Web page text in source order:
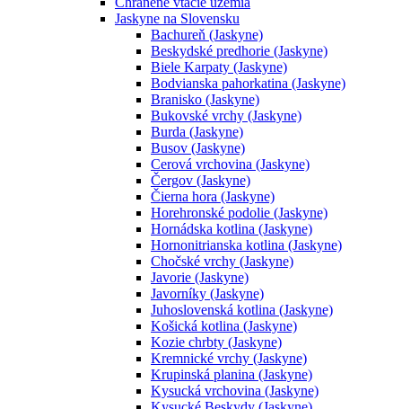
Jaskyne na Slovensku
Bachureň (Jaskyne)
Beskydské predhorie (Jaskyne)
Biele Karpaty (Jaskyne)
Bodvianska pahorkatina (Jaskyne)
Branisko (Jaskyne)
Bukovské vrchy (Jaskyne)
Burda (Jaskyne)
Busov (Jaskyne)
Cerová vrchovina (Jaskyne)
Čergov (Jaskyne)
Čierna hora (Jaskyne)
Horehronské podolie (Jaskyne)
Hornádska kotlina (Jaskyne)
Hornonitrianska kotlina (Jaskyne)
Chočské vrchy (Jaskyne)
Javorie (Jaskyne)
Javorníky (Jaskyne)
Juhoslovenská kotlina (Jaskyne)
Košická kotlina (Jaskyne)
Kozie chrbty (Jaskyne)
Kremnické vrchy (Jaskyne)
Krupinská planina (Jaskyne)
Kysucká vrchovina (Jaskyne)